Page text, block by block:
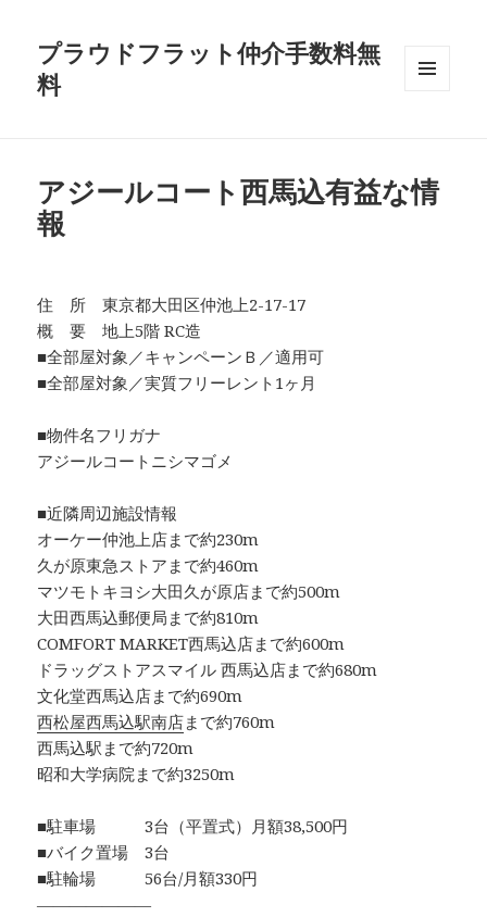
プラウドフラット仲介手数料無
料
アジールコート西馬込有益な情
報
住 所 東京都大田区仲池上2-17-17
概 要 地上5階 RC造
■全部屋対象／キャンペーンＢ／適用可
■全部屋対象／実質フリーレント1ヶ月
■物件名フリガナ
アジールコートニシマゴメ
■近隣周辺施設情報
オーケー仲池上店まで約230m
久が原東急ストアまで約460m
マツモトキヨシ大田久が原店まで約500m
大田西馬込郵便局まで約810m
COMFORT MARKET西馬込店まで約600m
ドラッグストアスマイル 西馬込店まで約680m
文化堂西馬込店まで約690m
西松屋西馬込駅南店まで約760m
西馬込駅まで約720m
昭和大学病院まで約3250m
■駐車場 3台（平置式）月額38,500円
■バイク置場 3台
■駐輪場 56台/月額330円
―――――――